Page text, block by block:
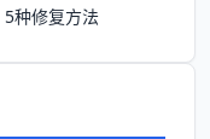
种修复方法